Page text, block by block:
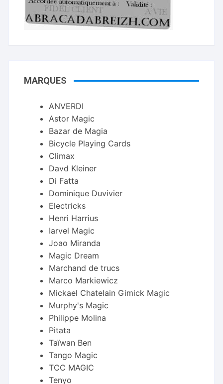
MARQUES
ANVERDI
Astor Magic
Bazar de Magia
Bicycle Playing Cards
Climax
Davd Kleiner
Di Fatta
Dominique Duvivier
Electricks
Henri Harrius
Iarvel Magic
Joao Miranda
Magic Dream
Marchand de trucs
Marco Markiewicz
Mickael Chatelain Gimick Magic
Murphy's Magic
Philippe Molina
Pitata
Taïwan Ben
Tango Magic
TCC MAGIC
Tenyo